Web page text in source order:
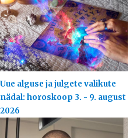
Uue alguse ja julgete valikute
nädal: horoskoop 3. - 9. august
2026